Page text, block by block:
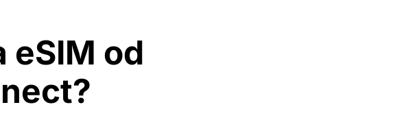
eSIM od